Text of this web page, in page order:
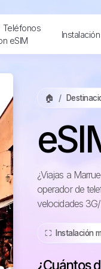
Teléfonos
eSIM
🏠
¿Viajas a
operador de
velocidades
⛶️️ Instalación
¿Cuántos